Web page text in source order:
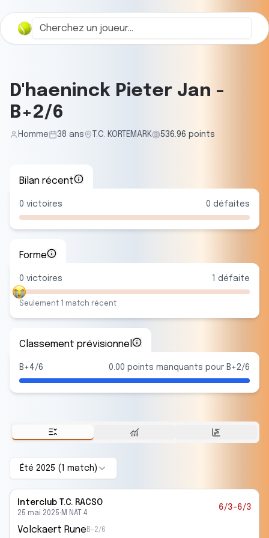
D'haeninck Pieter Jan -
B+2/6
Homme 38 ans T.C. KORTEMARK 536.96 points
Bilan récent
0 victoires 0 défaites
Forme
0 victoires défaite
Seulement match récent
Classement prévisionnel
B+4/6 0.00 points manquants pour B+2/6
Été 2025 ( match )
Interclub T.C. RACSO
25 mai 2025· M NAT 4
6/3-6/3
Volckaert Rune B-2/6